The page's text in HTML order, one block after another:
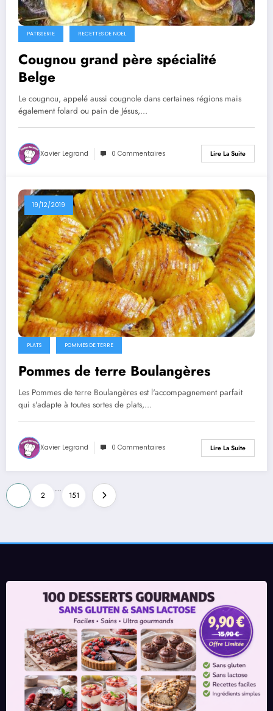
PATISSERIE RECETTES DE NOEL
Cougnou grand père spécialité
Belge
Le cougnou, appelé aussi cougnole dans certaines régions mais
également folard ou pain de Jésus,…
Xavier Legrand 0 Commentaires Lire La Suite
19/12/2019
PLATS POMMES DE TERRE
Pommes de terre Boulangères
Les Pommes de terre Boulangères est l'accompagnement parfait
qui s'adapte à toutes sortes de plats,…
Xavier Legrand 0 Commentaires Lire La Suite
Pagination
des
2
…
151